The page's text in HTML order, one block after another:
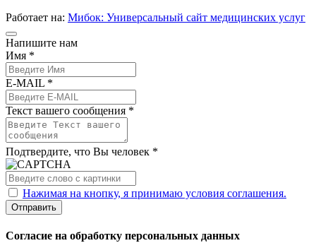
Работает на: Мибок: Универсальный сайт медицинских услуг
Напишите нам
Имя *
E-MAIL *
Текст вашего сообщения *
Подтвердите, что Вы человек *
Нажимая на кнопку, я принимаю условия соглашения.
Отправить
Согласие на обработку персональных данных